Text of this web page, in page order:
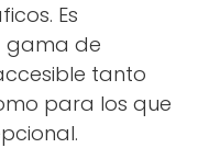
Es
gama de
tanto
para los que